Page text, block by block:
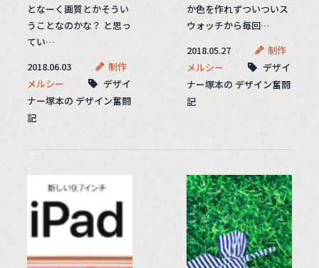
となーく画質とかそうい
うことなのかな？ と思っ
てい…
2018.06.03
制作
メルシー
デザイ
ナー塚本の デザイン奮闘
記
か色を作れずついついス
ウォッチから毎回…
2018.05.27
制作
メルシー
デザイ
ナー塚本の デザイン奮闘
記